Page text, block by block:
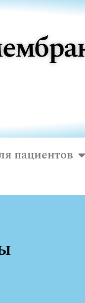
пациентов